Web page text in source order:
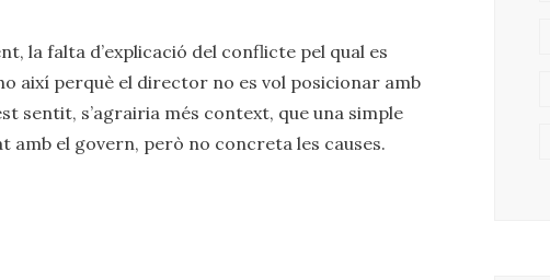
la falta d’explicació del conflicte pel qual es
així perquè el director no es vol posicionar amb
sentit, s’agrairia més context, que una simple
amb el govern, però no concreta les causes.